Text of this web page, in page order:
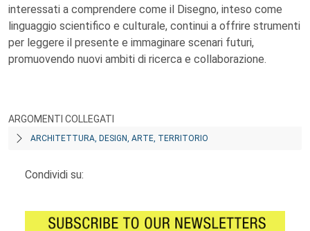
interessati a comprendere come il Disegno, inteso come
linguaggio scientifico e culturale, continui a offrire strumenti
per leggere il presente e immaginare scenari futuri,
promuovendo nuovi ambiti di ricerca e collaborazione.
ARGOMENTI COLLEGATI
ARCHITETTURA, DESIGN, ARTE, TERRITORIO
Condividi su: